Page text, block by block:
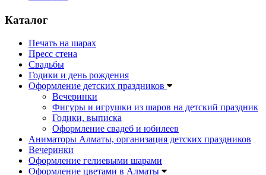
Каталог
Печать на шарах
Пресс стена
Свадьбы
Годики и день рождения
Оформление детских праздников
Вечеринки
Фигуры и игрушки из шаров на детский праздник
Годики, выписка
Оформление свадеб и юбилеев
Аниматоры Алматы, организация детских праздников
Вечеринки
Оформление гелиевыми шарами
Оформление цветами в Алматы